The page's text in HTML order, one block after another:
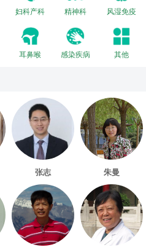
妇科产科 精神科 风湿免疫
耳鼻喉 感染疾病 其他
张志 朱曼